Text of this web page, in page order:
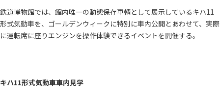
鉄道博物館では、館内唯一の動態保存車輌として展示しているキハ11
形式気動車を、ゴールデンウィークに特別に車内公開とあわせて、実際
に運転席に座りエンジンを操作体験できるイベントを開催する。
キハ11形式気動車車内見学